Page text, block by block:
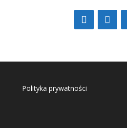
Polityka prywatności